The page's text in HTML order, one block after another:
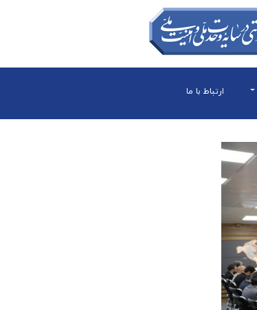
ارتباط با ما